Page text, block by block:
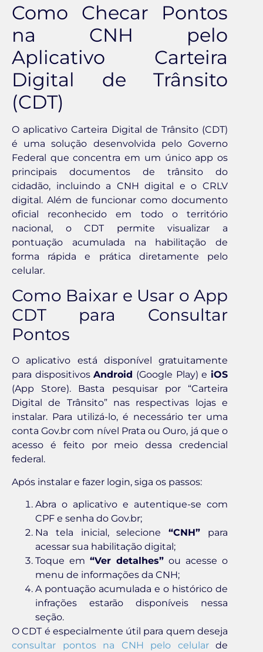
Como Checar Pontos
na CNH pelo
Aplicativo Carteira
Digital de Trânsito
(CDT)
O aplicativo Carteira Digital de Trânsito (CDT)
é uma solução desenvolvida pelo Governo
Federal que concentra em um único app os
principais documentos de trânsito do
cidadão, incluindo a CNH digital e o CRLV
digital. Além de funcionar como documento
oficial reconhecido em todo o território
nacional, o CDT permite visualizar a
pontuação acumulada na habilitação de
forma rápida e prática diretamente pelo
celular.
Como Baixar e Usar o App
CDT para Consultar
Pontos
O aplicativo está disponível gratuitamente
para dispositivosAndroid (Google Play) e iOS
(App Store). Basta pesquisar por “Carteira
Digital de Trânsito” nas respectivas lojas e
instalar. Para utilizá-lo, é necessário ter uma
conta Gov.br com nível Prata ou Ouro, já que o
acesso é feito por meio dessa credencial
federal.
Após instalar e fazer login, siga os passos:
Abra o aplicativo e autentique-se com
CPF e senha do Gov.br;
Na tela inicial, selecione“CNH” para
acessar sua habilitação digital;
Toque em “Ver detalhes” ou acesse o
menu de informações da CNH;
A pontuação acumulada e o histórico de
infrações estarão disponíveis nessa
seção.
O CDT é especialmente útil para quem deseja
consultar pontos na CNH pelo celularde